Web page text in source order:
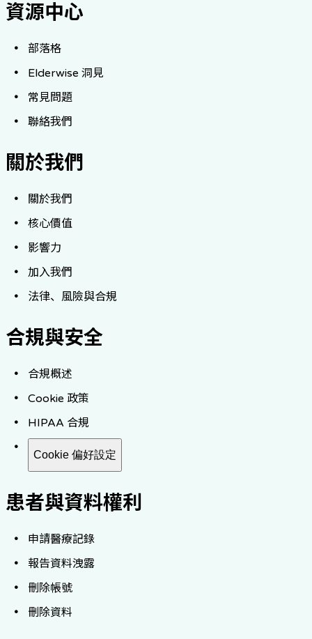
資源中心
部落格
Elderwise 洞見
常見問題
聯絡我們
關於我們
關於我們
核心價值
影響力
加入我們
法律、風險與合規
合規與安全
合規概述
Cookie 政策
HIPAA 合規
Cookie 偏好設定
患者與資料權利
申請醫療記錄
報告資料洩露
刪除帳號
刪除資料